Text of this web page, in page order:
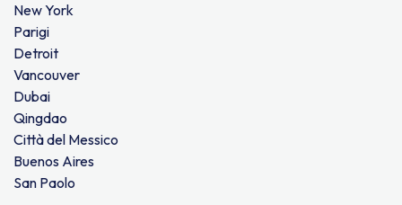
New York
Parigi
Detroit
Vancouver
Dubai
Qingdao
Città del Messico
Buenos Aires
San Paolo